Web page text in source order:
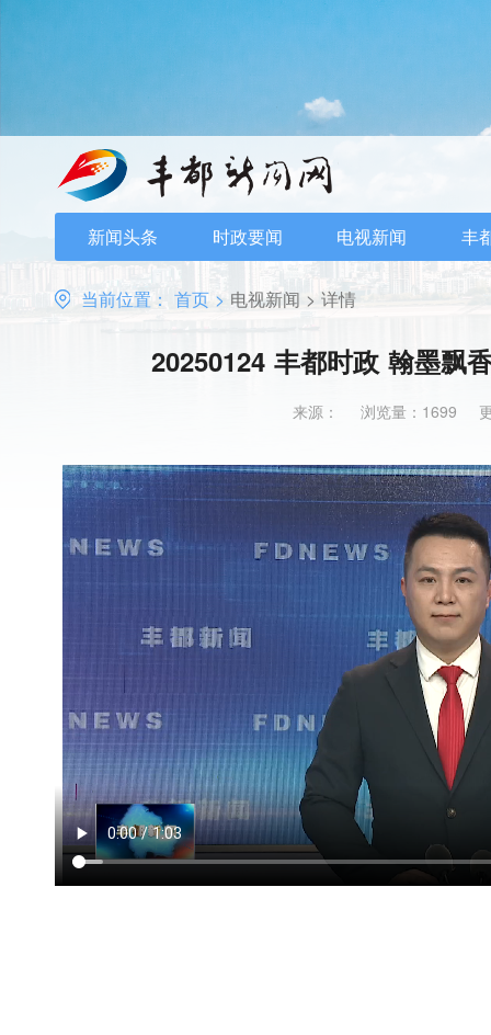
新闻头条 时政要闻 电视新闻 丰
当前位置： 首页 > 电视新闻 > 详情
20250124 丰都时政 翰墨飘
来源： 浏览量：1699